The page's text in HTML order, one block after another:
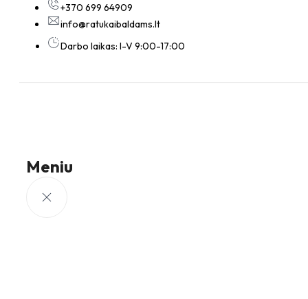
+370 699 64909
info@ratukaibaldams.lt
Darbo laikas: I-V 9:00-17:00
Meniu